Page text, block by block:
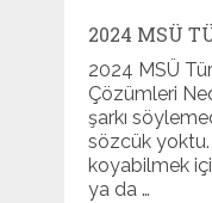
2024 MSÜ
2024 MSÜ
Çözümleri
şarkı
sözcük
koyabilmek
ya da …